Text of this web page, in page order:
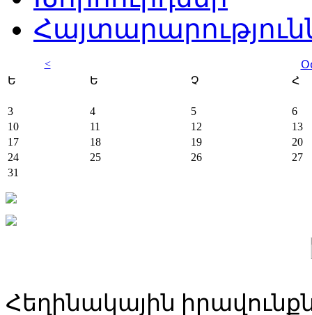
<
Ե
Ե Չ Հ
3 4 5
6
10
11 12
13
17
18 19
20
24
25 26
27
31
Հեղինակային